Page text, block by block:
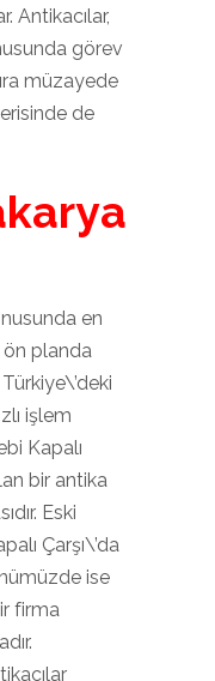
Antikacılar,
görev
müzayede
de
en
ön planda
işlem
Kapalı
bir antika
Eski
Çarşı\’da
ise
firma